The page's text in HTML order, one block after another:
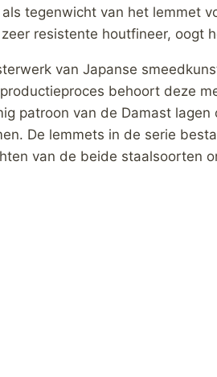
tegenwicht van het lemmet
resistente houtfineer, oogt
van Japanse
behoort deze
patroon van de Damast
De lemmets in de serie
van de beide staalsoorten